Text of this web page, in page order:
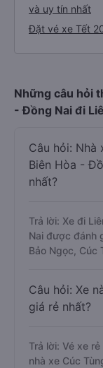
và uy tín nhất
Đặt vé xe Tết
Những câu hỏi
- Đồng Nai đi
Câu hỏi:
Biên Hòa -
nhất?
Trả lời: Xe đi
Nai được đánh
Bảo Ngọc, Cúc
Câu hỏi: Xe
giá rẻ nhất?
Trả lời: Vé xe
nhà xe Cúc